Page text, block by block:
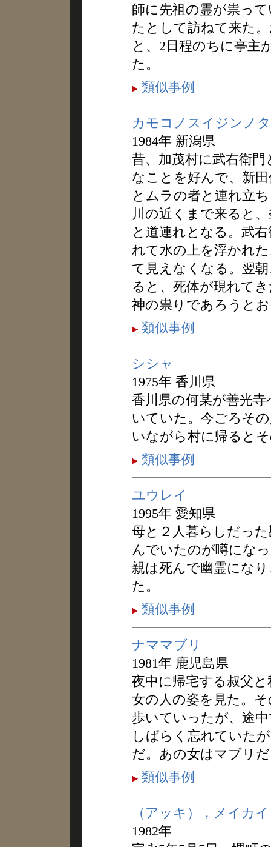
師に先祖の霊が祟っ
たとして訪ねて来た
と、2日程のちに亭主
た。
類似事例
カモコノスイジンノ
1984年 新潟県
昔、加茂村に武右衛
なことを好んで、新
とムラの者と連れ立
川の近くまで来ると
と道連れとなる。武
れて水の上を浮かれ
て見えなくなる。翌
ると、死体が現れて
神の祟りであろうと
類似事例
シシャ
1975年 香川県
香川県の何某が善光
いていた。今ごろそ
いながら村に帰ると
類似事例
ユウレイ
1995年 愛知県
母と２人暮らしだっ
んでいたのが噂にな
親は死んで幽霊にな
た。
類似事例
ナママブリ
1981年 鹿児島県
夜中に帰宅する叔父
女の人の姿を見た。
歩いていったが、途
しばらく忘れていた
だ。あの女はマブリ
類似事例
（アッキ），メイカイ
1982年